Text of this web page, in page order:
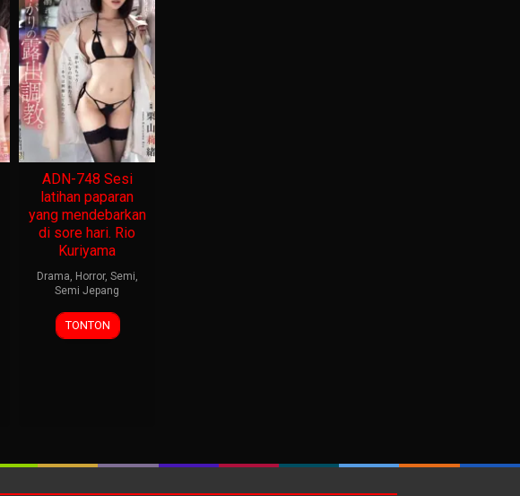
ADN-748 Sesi
latihan paparan
yang mendebarkan
di sore hari. Rio
Kuriyama
Drama, Horror, Semi,
Semi Jepang
TONTON